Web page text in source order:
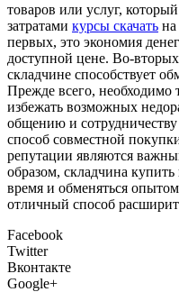
товаров или услуг,
затратами курсы скачать
первых, это экономия
доступной цене. Во-
складчине способствует
Прежде всего, необходимо
избежать возможных
общению и
способ совместной
репутации являются
образом, складчина
время и обменяться
отличный способ
Facebook
Twitter
Вконтакте
Google+